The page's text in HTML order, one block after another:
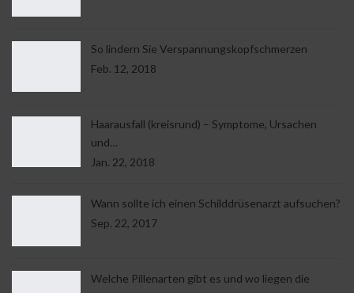
So lindern Sie Verspannungskopfschmerzen
Feb. 12, 2018
Haarausfall (kreisrund) – Symptome, Ursachen
und…
Jan. 22, 2018
Wann sollte ich einen Schilddrüsenarzt aufsuchen?
Sep. 22, 2017
Welche Pillenarten gibt es und wo liegen die